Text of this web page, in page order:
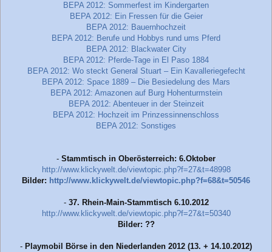
BEPA 2012: Sommerfest im Kindergarten
BEPA 2012: Ein Fressen für die Geier
BEPA 2012: Bauernhochzeit
BEPA 2012: Berufe und Hobbys rund ums Pferd
BEPA 2012: Blackwater City
BEPA 2012: Pferde-Tage in El Paso 1884
BEPA 2012: Wo steckt General Stuart – Ein Kavalleriegefecht
BEPA 2012: Space 1889 – Die Besiedelung des Mars
BEPA 2012: Amazonen auf Burg Hohenturmstein
BEPA 2012: Abenteuer in der Steinzeit
BEPA 2012: Hochzeit im Prinzessinnenschloss
BEPA 2012: Sonstiges
- Stammtisch in Oberösterreich: 6.Oktober
http://www.klickywelt.de/viewtopic.php?f=27&t=48998
Bilder: http://www.klickywelt.de/viewtopic.php?f=68&t=50546
- 37. Rhein-Main-Stammtisch 6.10.2012
http://www.klickywelt.de/viewtopic.php?f=27&t=50340
Bilder: ??
- Playmobil Börse in den Niederlanden 2012 (13. + 14.10.2012)